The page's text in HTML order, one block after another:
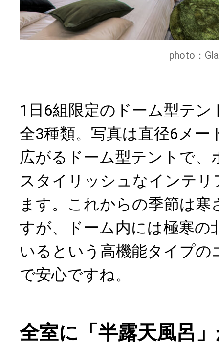
photo：
1日6組限定のドーム型テ
全3種類。写真は直径6メー
広がるドーム型テントで、
スタイリッシュなインテ
ます。これからの季節は寒
すが、ドーム内には極寒の
いるという高機能タイプ
で安心ですね。
全室に「半露天風呂